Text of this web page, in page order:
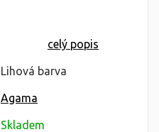
celý popis
Lihová barva
Agama
Skladem